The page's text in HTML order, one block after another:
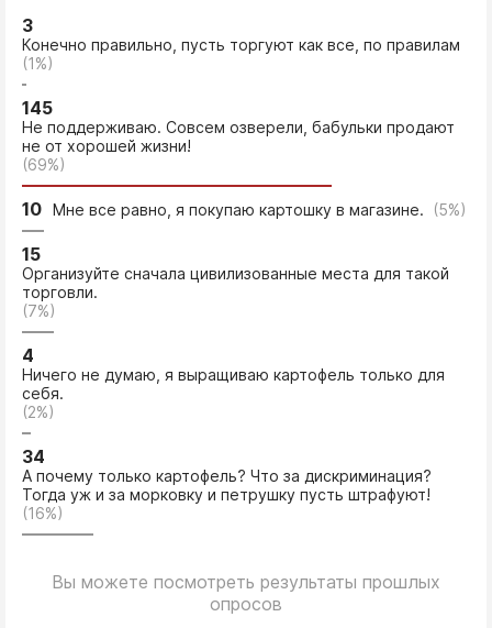
Работодатель года
3
Конечно правильно, пусть торгуют как все, по правилам
(1%)
145
Не поддерживаю. Совсем озверели, бабульки продают
не от хорошей жизни!
(69%)
10 Мне все равно, я покупаю картошку в магазине. (5%)
15
Организуйте сначала цивилизованные места для такой
торговли.
(7%)
4
Ничего не думаю, я выращиваю картофель только для
себя.
(2%)
34
А почему только картофель? Что за дискриминация?
Тогда уж и за морковку и петрушку пусть штрафуют!
(16%)
Вы можете посмотреть результаты прошлых
опросов